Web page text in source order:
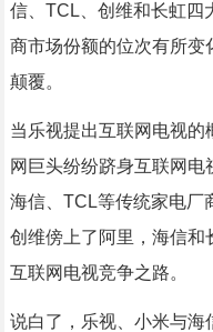
信、TCL、创维和长虹四
商市场份额的位次有所变
颠覆。
当乐视提出互联网电视的
网巨头纷纷跻身互联网电
海信、TCL等传统家电厂
创维傍上了阿里，海信和
互联网电视竞争之路。
说白了，乐视、小米与